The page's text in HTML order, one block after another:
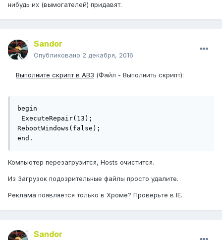
нибудь их (вымогателей) придавят.
Sandor
Опубликовано 2 декабря, 2016
Выполните скрипт в АВЗ (Файл - Выполнить скрипт):
begin
RebootWindows(false);
end.
Компьютер перезагрузится, Hosts очистится.
Из Загрузок подозрительные файлы просто удалите.
Реклама появляется только в Хроме? Проверьте в IE.
Sandor